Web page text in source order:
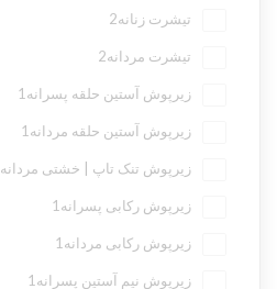
تیشرت زنانه2
تیشرت مردانه2
زیرپوش آستین حلقه پسرانه 1
زیرپوش آستین حلقه مردانه 1
زیرپوش تنک تاپ | خشتی مردانه
زیرپوش رکابی پسرانه 1
زیرپوش رکابی مردانه 1
زیرپوش نیم آستین پسرانه 1